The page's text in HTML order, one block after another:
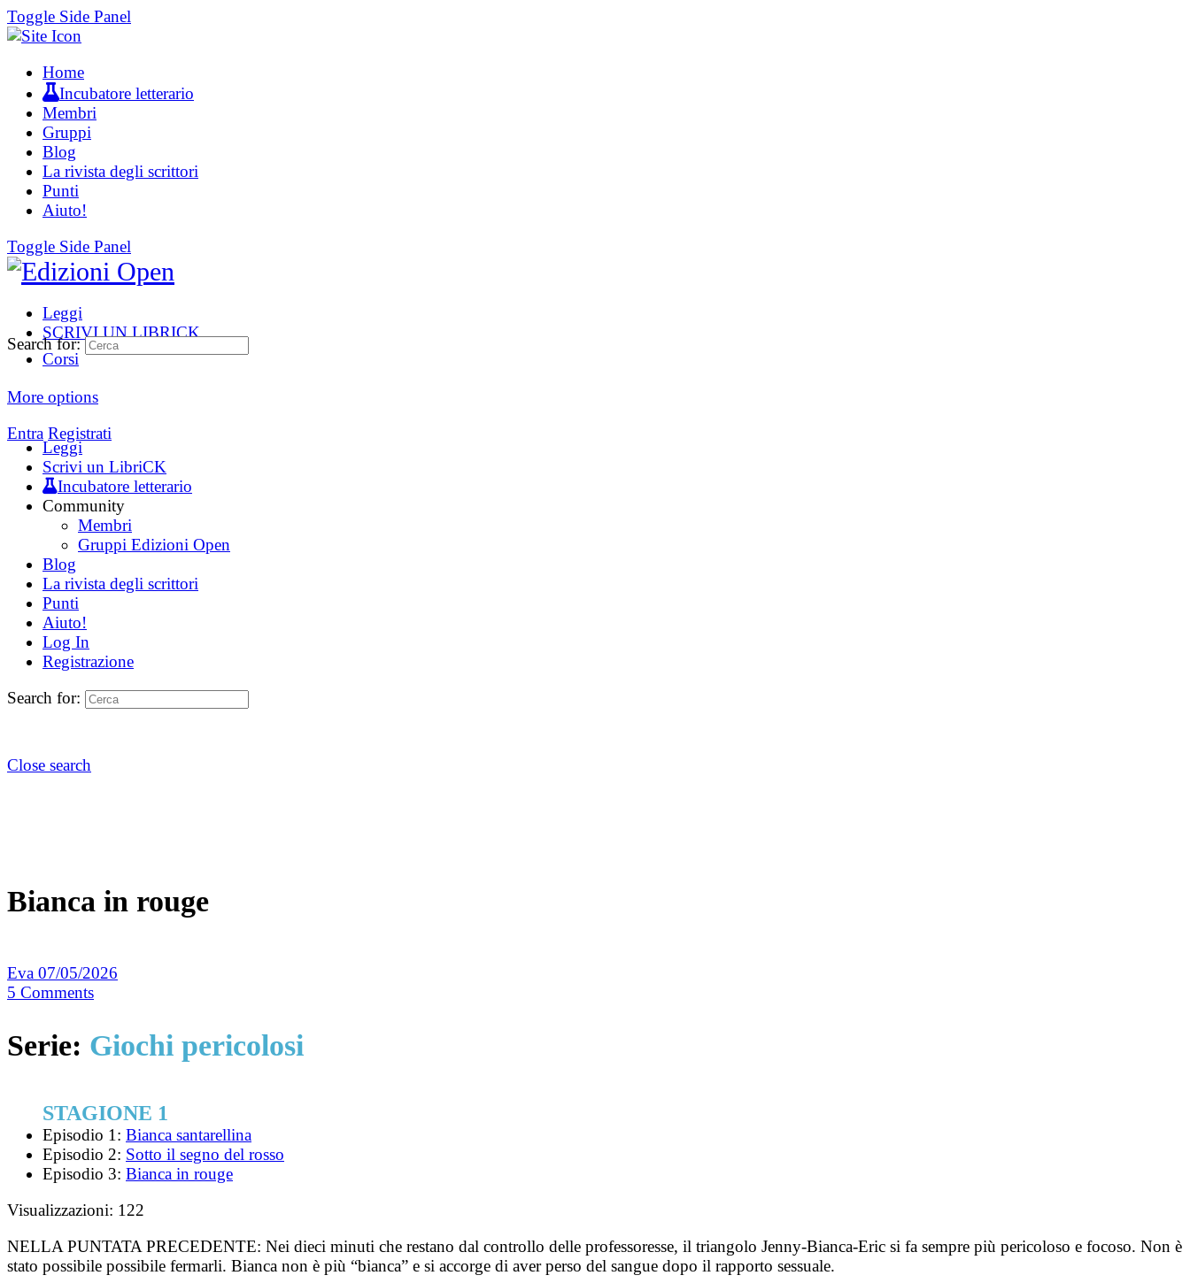
Toggle Side Panel
Home
Incubatore letterario
Membri
Gruppi
Blog
La rivista degli scrittori
Punti
Aiuto!
Toggle Side Panel
Leggi
SCRIVI UN LIBRICK
Corsi
More options
Entra Registrati
Search for:
Leggi
Scrivi un LibriCK
Incubatore letterario
Community
Membri
Gruppi Edizioni Open
Blog
La rivista degli scrittori
Punti
Aiuto!
Log In
Registrazione
Search for:
Close search
Bianca in rouge
Eva 07/05/2026
5 Comments
Serie: Giochi pericolosi
STAGIONE 1
Episodio 1: Bianca santarellina
Episodio 2: Sotto il segno del rosso
Episodio 3: Bianca in rouge
Visualizzazioni: 122
NELLA PUNTATA PRECEDENTE: Nei dieci minuti che restano dal controllo delle professoresse, il triangolo Jenny-Bianca-Eric si fa sempre più pericoloso e focoso. Non è
stato possibile possibile fermarli. Bianca non è più “bianca” e si accorge di aver perso del sangue dopo il rapporto sessuale.